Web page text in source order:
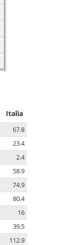
Italia
67.8
23.4
2.4
58.9
74.9
80.4
16
39.5
112.9